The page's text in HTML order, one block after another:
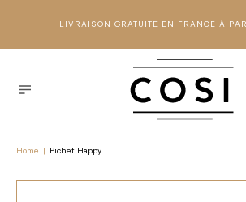
LIVRAISON GRATUITE EN FRANCE À
Home Pichet Happy